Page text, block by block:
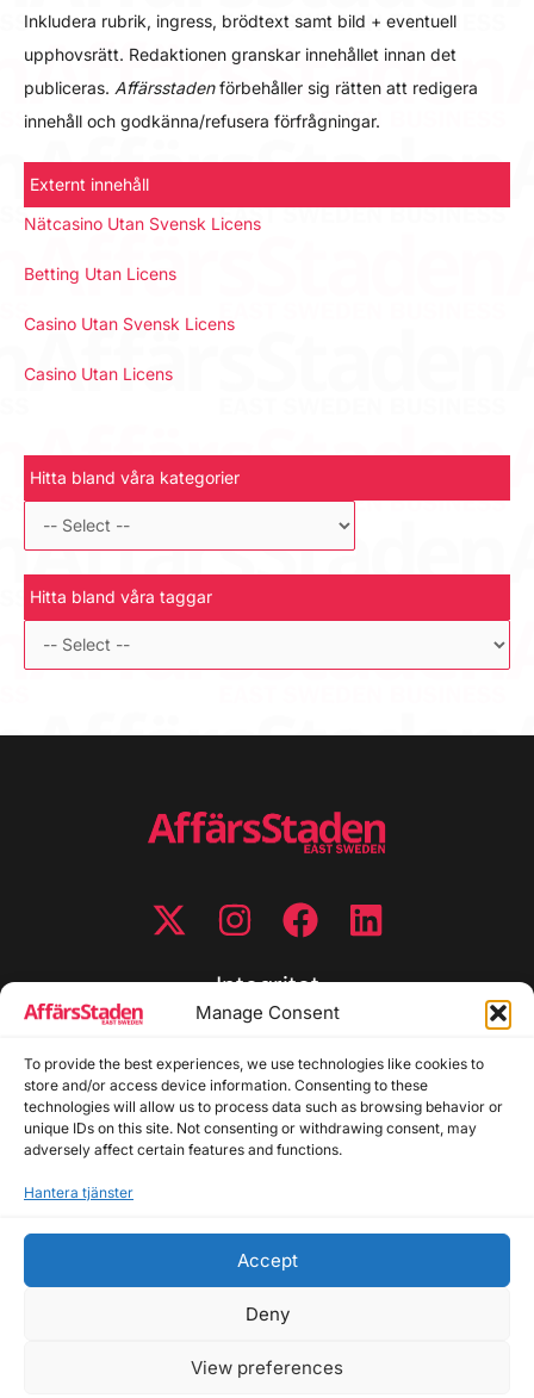
Manage Consent
To provide the best experiences, we use technologies like cookies to
store and/or access device information. Consenting to these
technologies will allow us to process data such as browsing behavior or
unique IDs on this site. Not consenting or withdrawing consent, may
adversely affect certain features and functions.
Hantera tjänster
Accept
Deny
View preferences
Inkludera rubrik, ingress, brödtext samt bild + eventuell
upphovsrätt. Redaktionen granskar innehållet innan det
publiceras. Affärsstadenförbehåller sig rätten att redigera
innehåll och godkänna/refusera förfrågningar.
Externt innehåll
Nätcasino Utan Svensk Licens
Betting Utan Licens
Casino Utan Svensk Licens
Casino Utan Licens
Hitta bland våra kategorier
Hitta bland våra taggar
Integritet
Cookiepolicy
Disclaimer
Redaktionell policy
Utgivarinformation
Allmänna frågor: info@affarsstaden.se | Tipsa
annons@affarsstaden.se
© 2026 Affärsstaden.se | 2025 Alla rättigheter